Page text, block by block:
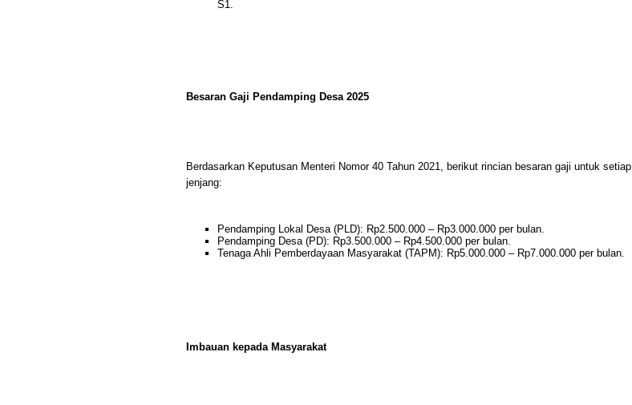
S1.
Besaran Gaji Pendamping Desa 2025
Berdasarkan Keputusan Menteri Nomor 40 Tahun 2021, berikut rincian besaran gaji untuk setiap
jenjang:
Pendamping Lokal Desa (PLD): Rp2.500.000 – Rp3.000.000 per bulan.
Pendamping Desa (PD): Rp3.500.000 – Rp4.500.000 per bulan.
Tenaga Ahli Pemberdayaan Masyarakat (TAPM): Rp5.000.000 – Rp7.000.000 per bulan.
Imbauan kepada Masyarakat